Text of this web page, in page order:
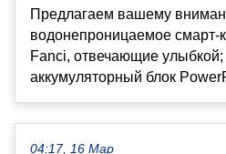
Предлагаем вашему
водонепроницаемое смарт-
Fanci, отвечающие улыбкой;
аккумуляторный блок
04:17, 16 Мар